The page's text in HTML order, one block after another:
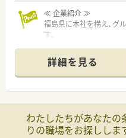
≪ 企業紹介 ≫
福島県に本社を構え、グ
す。
は24店舗ございます。
薬局以外にも医薬品卸、
る経営を行っています。
『よろこばれて、よろこ
薬剤師の平均年齢は47歳
を誇っています！
詳細を見る
わたしたちがあなたの
りの職場をお探ししま